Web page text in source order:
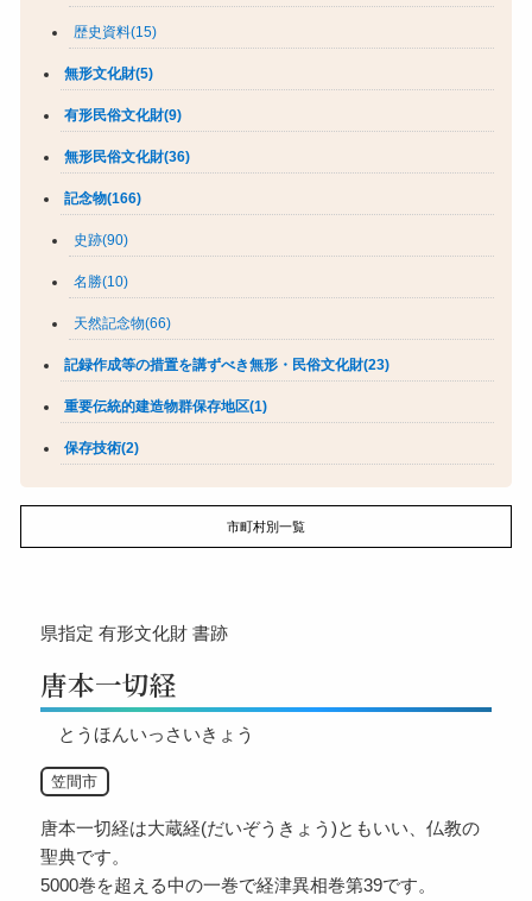
歴史資料(15)
無形文化財(5)
有形民俗文化財(9)
無形民俗文化財(36)
記念物(166)
史跡(90)
名勝(10)
天然記念物(66)
記録作成等の措置を講ずべき無形・民俗文化財(23)
重要伝統的建造物群保存地区(1)
保存技術(2)
市町村別一覧
県指定 有形文化財 書跡
唐本一切経
とうほんいっさいきょう
笠間市
唐本一切経は大蔵経(だいぞうきょう)ともいい、仏教の
聖典です。
5000巻を超える中の一巻で経津異相巻第39です。